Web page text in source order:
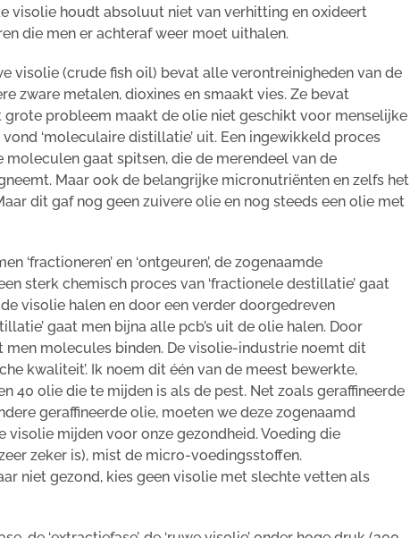
visolie houdt absoluut niet van verhitting en oxideert
die men er achteraf weer moet uithalen.
visolie (crude fish oil) bevat alle verontreinigheden van de
zware metalen, dioxines en smaakt vies. Ze bevat
grote probleem maakt de olie niet geschikt voor menselijke
‘moleculaire distillatie’ uit. Een ingewikkeld proces
gaat spitsen, die de merendeel van de
Maar ook de belangrijke micronutriënten en zelfs het
dit gaf nog geen zuivere olie en nog steeds een olie met
‘fractioneren’ en ‘ontgeuren’, de zogenaamde
sterk chemisch proces van ‘fractionele destillatie’ gaat
visolie halen en door een verder doorgedreven
gaat men bijna alle pcb’s uit de olie halen. Door
men molecules binden. De visolie-industrie noemt dit
kwaliteit’. Ik noem dit één van de meest bewerkte,
40 olie die te mijden is als de pest. Net zoals geraffineerde
geraffineerde olie, moeten we deze zogenaamd
visolie mijden voor onze gezondheid. Voeding die
zeker is), mist de micro-voedingsstoffen.
niet gezond, kies geen visolie met slechte vetten als